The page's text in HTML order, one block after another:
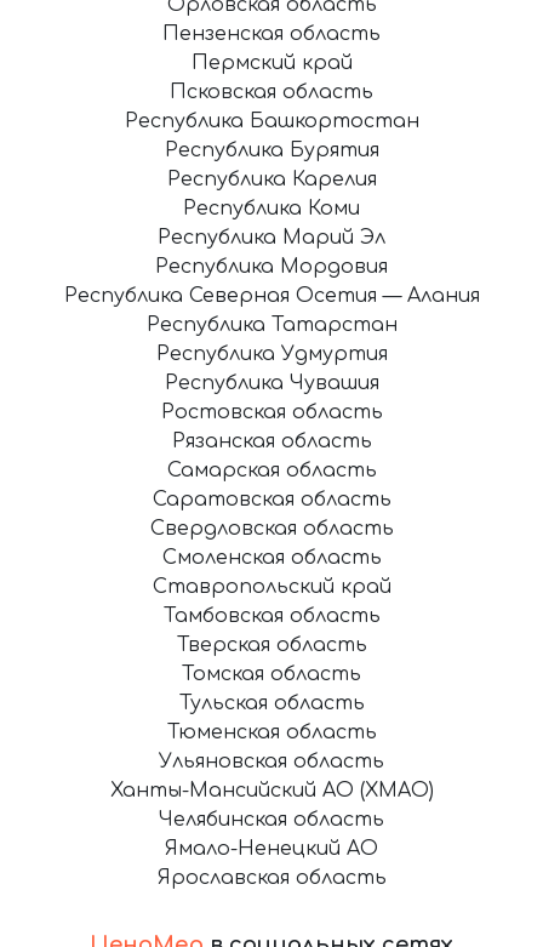
Орловская область
Пензенская область
Пермский край
Псковская область
Республика Башкортостан
Республика Бурятия
Республика Карелия
Республика Коми
Республика Марий Эл
Республика Мордовия
Республика Северная Осетия — Алания
Республика Татарстан
Республика Удмуртия
Республика Чувашия
Ростовская область
Рязанская область
Самарская область
Саратовская область
Свердловская область
Смоленская область
Ставропольский край
Тамбовская область
Тверская область
Томская область
Тульская область
Тюменская область
Ульяновская область
Ханты-Мансийский АО (ХМАО)
Челябинская область
Ямало-Ненецкий АО
Ярославская область